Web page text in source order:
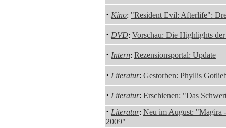
· Kino: "Resident Evil: Afterlife":
· DVD: Vorschau: Die Highlights
· Intern: Rezensionsportal: Update
· Literatur: Gestorben: Phyllis
· Literatur: Erschienen: "Das
· Literatur: Neu im August: "Magira
2009"